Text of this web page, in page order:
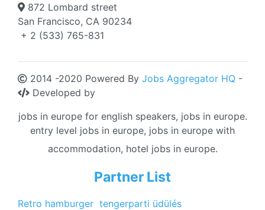
872 Lombard street
San Francisco, CA 90234
+ 2 (533) 765-831
2014 -2020 Powered By Jobs Aggregator HQ -
Developed by
jobs in europe for english speakers, jobs in europe.
entry level jobs in europe, jobs in europe with
accommodation, hotel jobs in europe.
Partner List
Retro hamburger tengerparti üdülés